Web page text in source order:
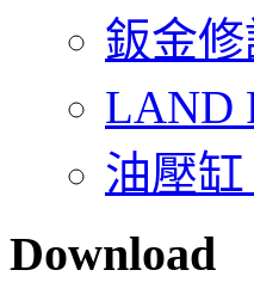
鈑金
LAND
油壓缸
Download